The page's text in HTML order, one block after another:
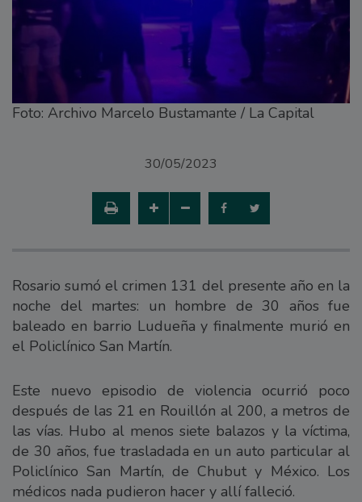
Foto: Archivo Marcelo Bustamante / La Capital
30/05/2023
Rosario sumó el crimen 131 del presente año en la
noche del martes: un hombre de 30 años fue
baleado en barrio Ludueña y finalmente murió en
el Policlínico San Martín.
Este nuevo episodio de violencia ocurrió poco
después de las 21 en Rouillón al 200, a metros de
las vías. Hubo al menos siete balazos y la víctima,
de 30 años, fue trasladada en un auto particular al
Policlínico San Martín, de Chubut y México. Los
médicos nada pudieron hacer y allí falleció.